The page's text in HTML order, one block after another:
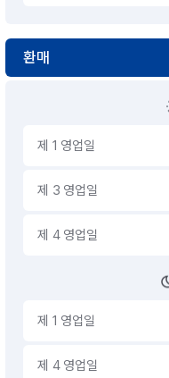
환매
제 1 영업일
제 3 영업일
제 4 영업일
제 1 영업일
제 4 영업일